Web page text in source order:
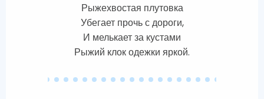
Рыжехвостая плутовка
Убегает прочь с дороги,
И мелькает за кустами
Рыжий клок одежки яркой.